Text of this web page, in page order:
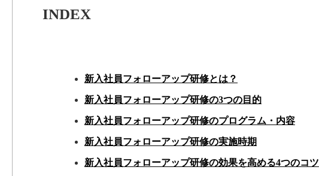
INDEX
新入社員フォローアップ研修とは？
新入社員フォローアップ研修の3つの目的
新入社員フォローアップ研修のプログラム・内容
新入社員フォローアップ研修の実施時期
新入社員フォローアップ研修の効果を高める4つのコツ